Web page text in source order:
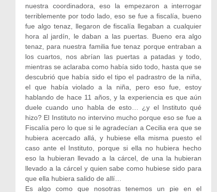
nuestra coordinadora, eso la empezaron a interrogar
terriblemente por todo lado, eso se fue a fiscalía, bueno
fue algo tenaz, llegaron de fiscalía llegaban a cualquier
hora al jardín, le daban a las puertas. Bueno era algo
tenaz, para nuestra familia fue tenaz porque entraban a
los cuartos, nos abrían las puertas a patadas y todo,
mientras se aclaraba como había sido todo, hasta que se
descubrió que había sido el tipo el padrastro de la niña,
el que había violado a la niña, pero eso fue, estoy
hablando de hace 11 años, y la experiencia es que aún
duele cuando uno habla de esto… ¿y el Instituto qué
hizo? El Instituto no intervino mucho porque eso se fue a
Fiscalía pero lo que si le agradecían a Cecilia era que se
hubiera acercado allá, y hubiese ella misma puesto el
caso ante el Instituto, porque si ella no hubiera hecho
eso la hubieran llevado a la cárcel, de una la hubieran
llevado a la cárcel y quien sabe como hubiese sido para
que ella hubiera salido de allí…
Es algo como que nosotras tenemos un pie en el